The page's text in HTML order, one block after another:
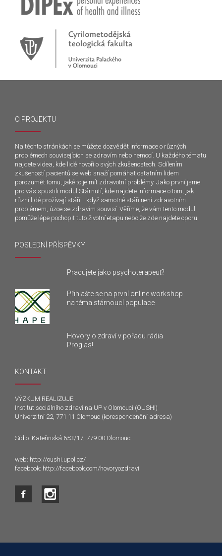
O PROJEKTU
Na těchto stránkách se můžete dozvědět informace o různých
problémech souvisejících se zdravím nebo nemocí. U každého tématu
najdete videa, kde lidé hovoří o svých zkušenostech. Sdílením
zkušeností pacientů se web snaží pomáhat ostatním lidem
porozumět tomu, jaké to je mít zdravotní problémy. Jako první jsme
pro vás spustili modul Stárnutí, kde najdete informace o tom, jak
různí lidé prožívají stáří. I když samotné stáří není zdravotním
problémem, úzce se zdravím souvisí. Věříme, že vám tento modul
pomůže lépe pochopit tuto životní etapu nebo že zde najdete oporu.
POSLEDNÍ PŘÍSPĚVKY
Pracujete jako psychoterapeut?
Přihlašte se na první online workshop
na téma stárnoucí populace
Hovory o zdraví v pořadu rádia
Proglas!
KONTAKT
VÝZKUM REALIZUJE
Institut sociálního zdraví na UP v Olomouci (OUSHI)
Univerzitní 22, 771 11 Olomouc (korespondenční adresa)
Sídlo: Kateřinská 653/17, 779 00 Olomouc
web: http://oushi.upol.cz/
facebook: http://facebook.com/hovoryozdravi